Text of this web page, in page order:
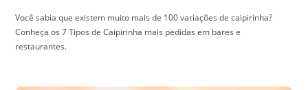
Você sabia que existem muito mais de 100 variações de caipirinha?
Conheça os 7 Tipos de Caipirinha mais pedidas em bares e
restaurantes.